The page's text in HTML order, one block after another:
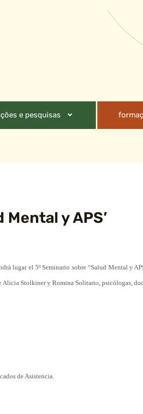
e pesquisas
Mental y APS’
lugar el 5º Seminario sobre “Salud Mental y
Alicia Stolkiner y Romina Solitario, psicólogas,
de Asistencia.